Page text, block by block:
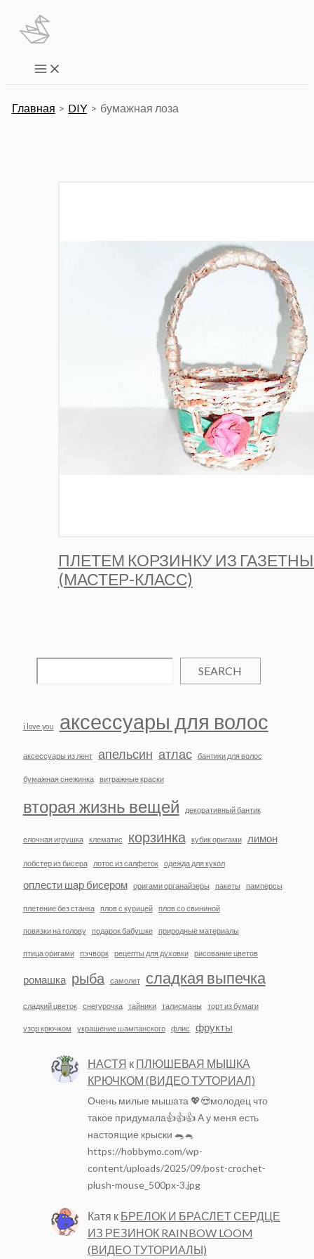
Перейти
содержимому
Main
Menu
Главная DIY бумажная лоза
ПЛЕТЕМ КОРЗИНКУ ИЗ
(МАСТЕР-КЛАСС)
SEARCH
i love you аксессуары для волос
аксессуары из лент апельсин атлас бантики для волос
бумажная снежинка витражные краски
вторая жизнь вещей декоративный бантик
елочная игрушка клематис корзинка кубик оригами лимон
лобстер из бисера лотос из салфеток одежда для кукол
оплести шар бисером оригами органайзеры пакеты памперсы
плетение без станка плов с курицей плов со свининой
повязки на голову подарок бабушке природные материалы
птица оригами пэчворк рецепты для духовки рисование цветов
ромашка рыба самолет сладкая выпечка
сладкий цветок снегурочка тайники талисманы торт из бумаги
узор крючком украшение шампанского флис фрукты
НАСТЯ к ПЛЮШЕВАЯ МЫШКА
КРЮЧКОМ (ВИДЕО ТУТОРИАЛ)
Очень милые мышата 💖😍молодец что
такое придумала👍👍👍 А у меня есть
настоящие крыски 🐀🐁
https://hobbymo.com/wp-
content/uploads/2025/09/post-crochet-
plush-mouse_500px-3.jpg
Катя к БРЕЛОК И БРАСЛЕТ СЕРДЦЕ
ИЗ РЕЗИНОК RAINBOW LOOM
(ВИДЕО ТУТОРИАЛЫ)